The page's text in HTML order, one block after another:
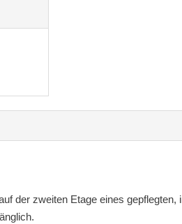
der zweiten Etage eines